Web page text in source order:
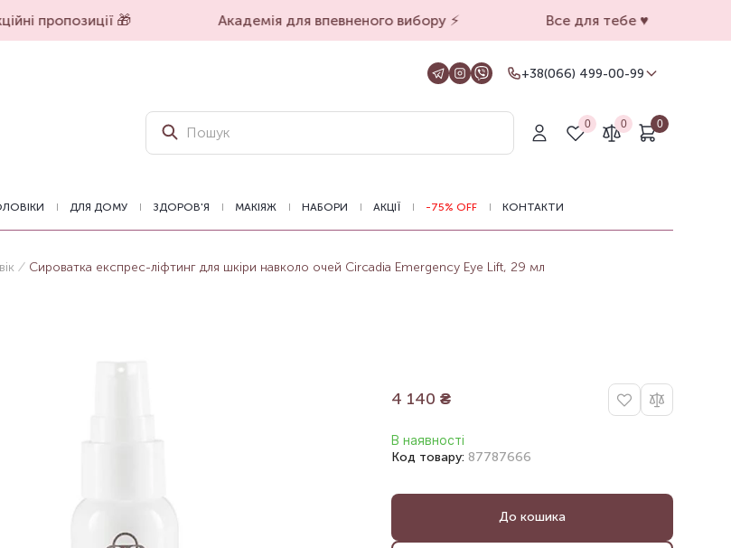
пропозиції 🎁 Академія для впевненого вибору ⚡️ Все для тебе ♥️
+38(066) 499-00-99
Для замовлень на сайті
+38(099) 069-90-00
Магазин Харків
Оформлення замовлень на сайті
0 0 0
ДЛЯ ДОМУ ЗДОРОВ'Я МАКІЯЖ НАБОРИ АКЦІЇ -75% OFF КОНТАКТИ
Сироватка експрес-ліфтинг для шкіри навколо очей Circadia Emergency Eye Lift, 29 мл
4 140 ₴
В наявності
Код товару: 87787666
До кошика